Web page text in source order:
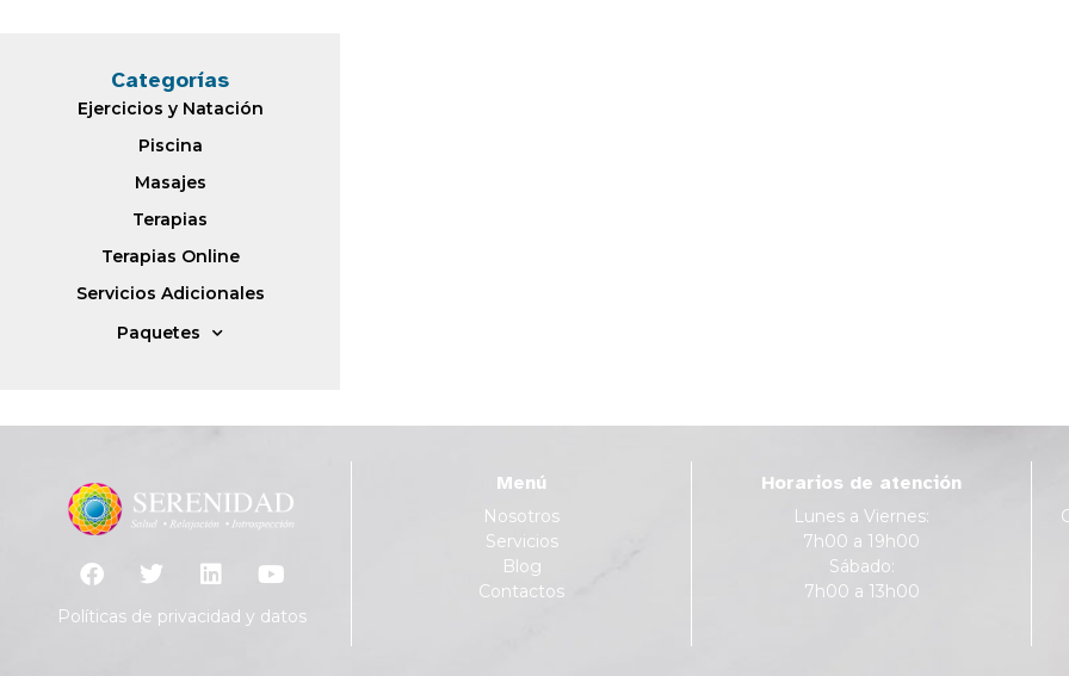
Categorías
Ejercicios y Natación
Piscina
Masajes
Terapias
Terapias Online
Servicios Adicionales
Paquetes
Políticas de privacidad y datos
Menú
Nosotros
Servicios
Blog
Contactos
Horarios de atención
Lunes a Viernes:
7h00 a 19h00
Sábado:
7h00 a 13h00